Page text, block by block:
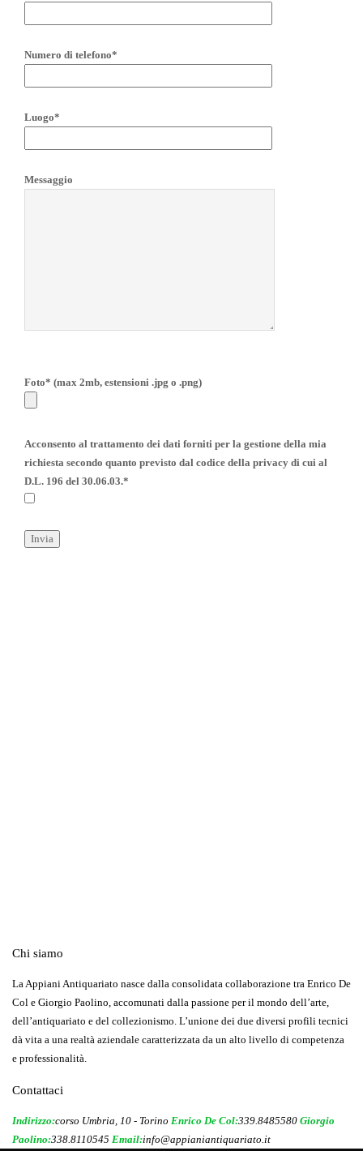
Numero di telefono*
Luogo*
Messaggio
Foto* (max 2mb, estensioni .jpg o .png)
Acconsento al trattamento dei dati forniti per la gestione della mia
richiesta secondo quanto previsto dal codice della privacy di cui al
D.L. 196 del 30.06.03.*
Chi siamo
La Appiani Antiquariato nasce dalla consolidata collaborazione tra Enrico De
Col e Giorgio Paolino, accomunati dalla passione per il mondo dell’arte,
dell’antiquariato e del collezionismo. L’unione dei due diversi profili tecnici
dà vita a una realtà aziendale caratterizzata da un alto livello di competenza
e professionalità.
Contattaci
Indirizzo:corso Umbria, 10 - Torino Enrico De Col:339.8485580 Giorgio
Paolino:338.8110545 Email:info@appianiantiquariato.it